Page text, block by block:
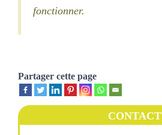
fonctionner.
Partager cette page
CONTACT